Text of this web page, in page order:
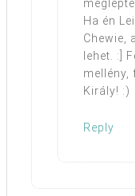
Ha én
Chewie,
lehet. :]
mellény,
Király! :)
Reply